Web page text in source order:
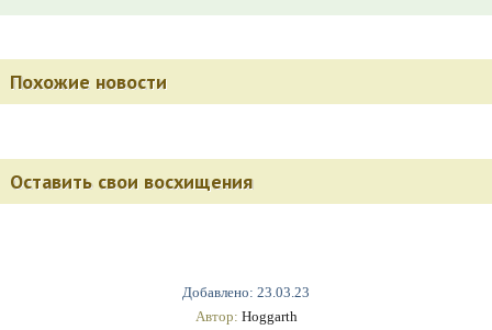
Добавлено: 23.03.23
Автор: Hoggarth
Похожие новости
Оставить свои восхищения